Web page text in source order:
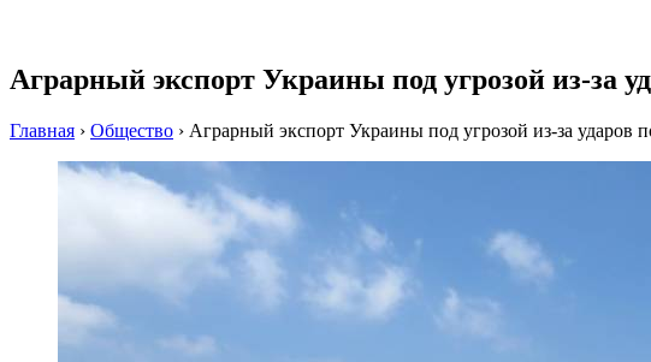
Аграрный экспорт Украины под угрозой из-за
Главная › Общество › Аграрный экспорт Украины под угрозой из-за ударов